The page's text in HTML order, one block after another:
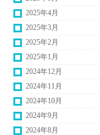
2025年4月
2025年3月
2025年2月
2025年1月
2024年12月
2024年11月
2024年10月
2024年9月
2024年8月